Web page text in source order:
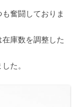
奮闘しておりま
庫数を調整した
た。